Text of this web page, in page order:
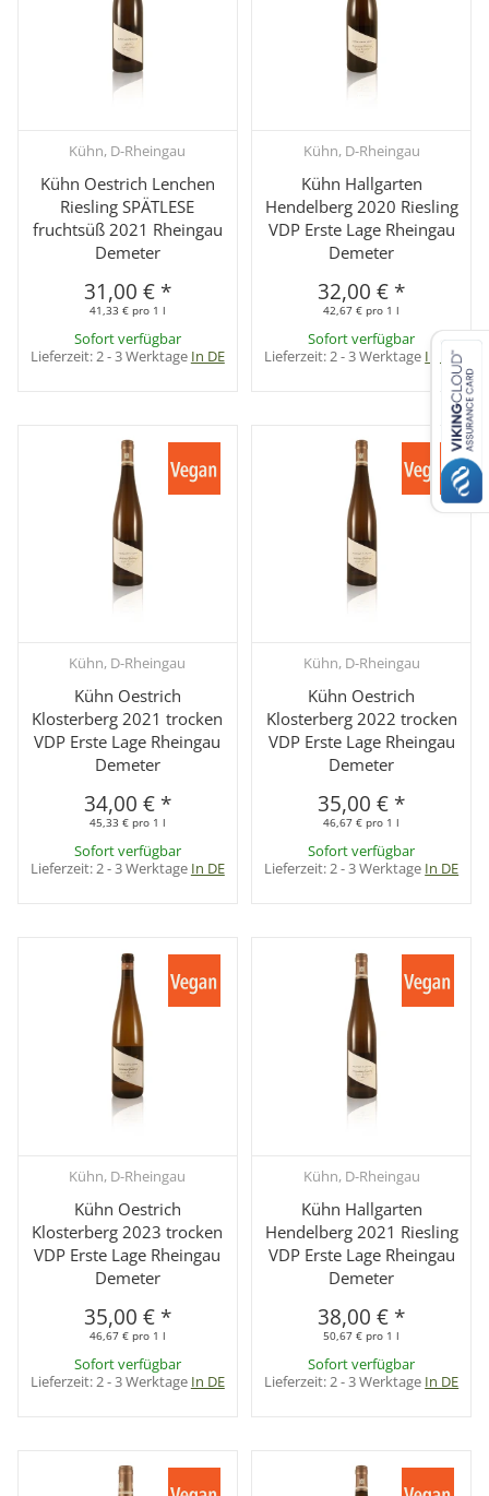
Kühn, D-Rheingau
Kühn Oestrich Lenchen
Riesling SPÄTLESE
fruchtsüß 2021 Rheingau
Demeter
31,00 € *
41,33 € pro 1 l
Sofort verfügbar
Lieferzeit:2 - 3 Werktage In DE
Kühn, D-Rheingau
Kühn Hallgarten
Hendelberg 2020 Riesling
VDP Erste Lage Rheingau
Demeter
32,00 € *
42,67 € pro 1 l
Sofort verfügbar
Lieferzeit:2 - 3 Werktage In DE
Kühn, D-Rheingau
Kühn Oestrich
Klosterberg 2021 trocken
VDP Erste Lage Rheingau
Demeter
34,00 € *
45,33 € pro 1 l
Sofort verfügbar
Lieferzeit:2 - 3 Werktage In DE
Kühn, D-Rheingau
Kühn Oestrich
Klosterberg 2022 trocken
VDP Erste Lage Rheingau
Demeter
35,00 € *
46,67 € pro 1 l
Sofort verfügbar
Lieferzeit:2 - 3 Werktage In DE
Kühn, D-Rheingau
Kühn Oestrich
Klosterberg 2023 trocken
VDP Erste Lage Rheingau
Demeter
35,00 € *
46,67 € pro 1 l
Sofort verfügbar
Lieferzeit:2 - 3 Werktage In DE
Kühn, D-Rheingau
Kühn Hallgarten
Hendelberg 2021 Riesling
VDP Erste Lage Rheingau
Demeter
38,00 € *
50,67 € pro 1 l
Sofort verfügbar
Lieferzeit:2 - 3 Werktage In DE